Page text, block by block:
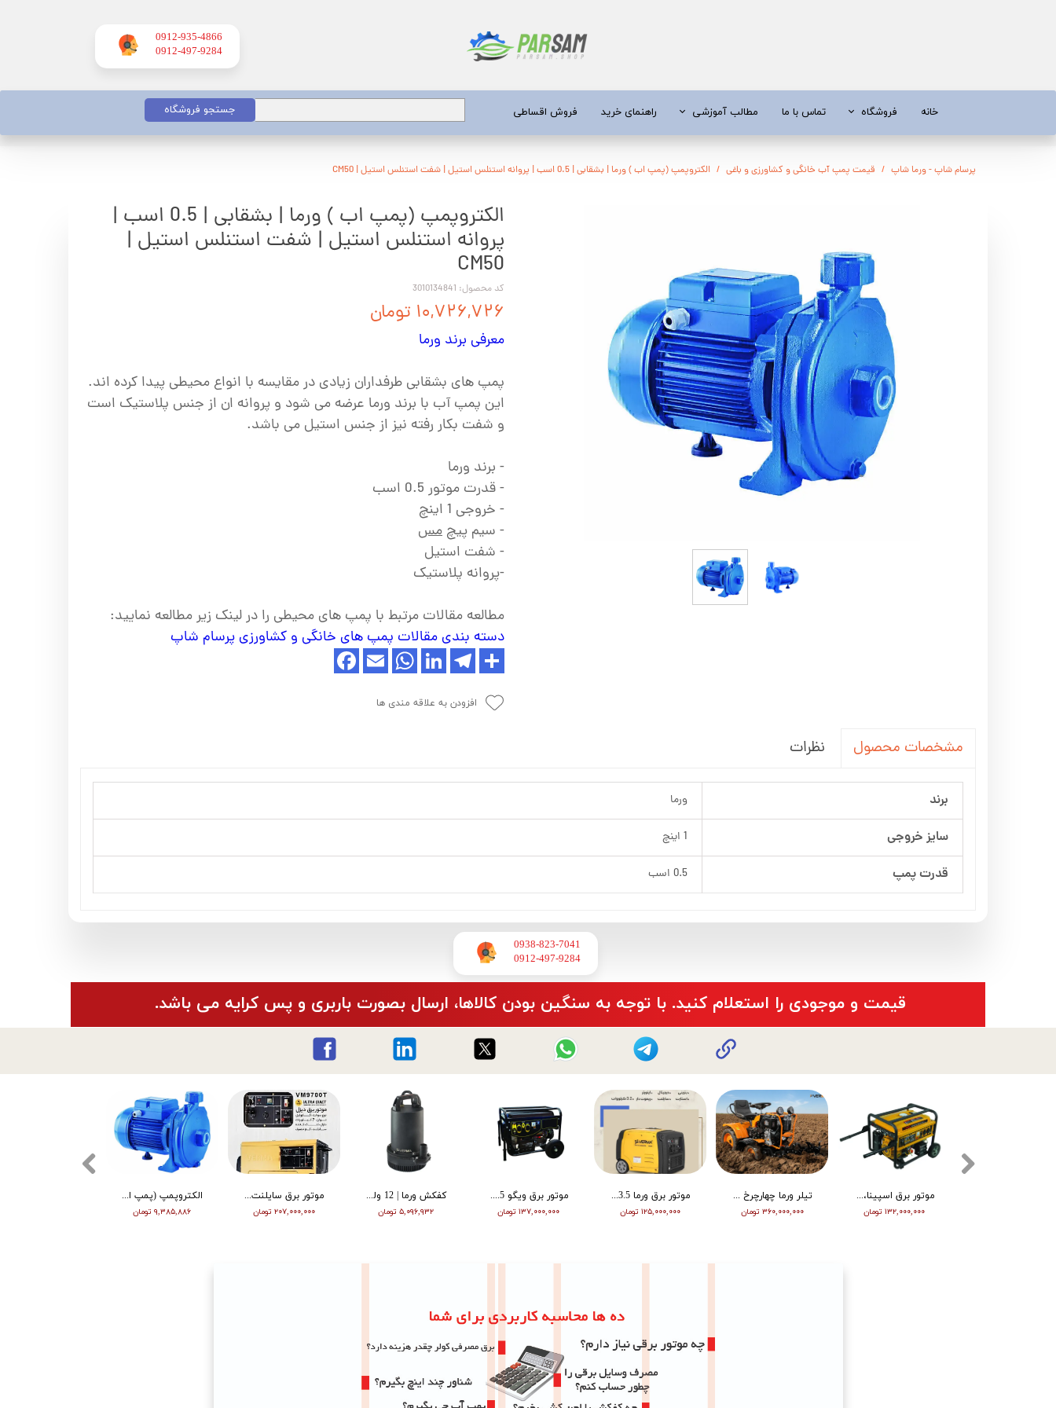
0912-935-4866
​​​​​​​0912-497-9284
خانه فروشگاه
آبسردکن و دستگاه تصفیه آب
پمپ آب
کفکش / لجن کش
موتور پمپ
اره زنجیری / علفتراش
شناور چاه عمیق
سمپاش
بخارشو
سایر پمپ
تماس با ما مطالب آموزشی
کفکش و لجن کش
پمپ آب خانگی
ابزار و قطعات
کارواش
موتور تک
موتور پمپ
سمپاش
راهنمای خرید فروش اقساطی جستجو فروشگاه
پرسام شاپ - ورما شاپ قیمت پمپ آب خانگی و کشاورزی و باغی الکتروپمپ (پمپ اب ) ورما | بشقابی | 0.5 اسب | پروانه استنلس استیل | شفت استنلس استیل | CM50
الکتروپمپ (پمپ اب ) ورما | بشقابی | 0.5 اسب |
پروانه استنلس استیل | شفت استنلس استیل |
CM50
کد محصول: 3010134841
۱۰,۷۲۶,۷۲۶ تومان
معرفی برند ورما
پمپ های بشقابی طرفداران زیادی در مقایسه با انواع محیطی پیدا کرده اند.
این پمپ آب با برند ورما عرضه می شود و پروانه ان از جنس پلاستیک است
و شفت بکار رفته نیز از جنس استیل می باشد.
- برند ورما
- قدرت موتور 0.5 اسب
- خروجی 1 اینچ
- سیم پیچ مس
- شفت استیل
-پروانه پلاستیک
مطالعه مقالات مرتبط با پمپ های محیطی را در لینک زیر مطالعه نمایید:
دسته بندی مقالات پمپ های خانگی و کشاورزی پرسام شاپ
افزودن به علاقه مندی ها
مشخصات محصول نظرات
برند ورما
سایز خروجی 1 اینچ
قدرت پمپ 0.5 اسب
0938-823-7041
​​​​​​​0912-497-9284
​قیمت و موجودی را استعلام کنید. با توجه به سنگین بودن کالاها، ارسال بصورت باربری و پس کرایه می باشد.
الکتروپمپ (پمپ اب ) ویگو بشقابی 0/5 اسب پروانه پلاستیک CPM130
۹,۳۸۵,۸۸۶ تومان
موتور برق سایلنت ورما گازوییلی 7 کیلووات VM9700T
۲۰۷,۰۰۰,۰۰۰ تومان
کفکش ورما | 12 ولت | 20 متری | 1 اینچ | مشکی | VMDC-12V 1
۵,۰۹۶,۹۳۲ تومان
موتور برق ویگو 8.5 کیلووات بنزینی سه فاز WG11500T
۱۳۷,۰۰۰,۰۰۰ تومان
موتور برق ورما 3.5 کیلووات سایلنت اینورتر ریموت دار VM6500i
۱۲۵,۰۰۰,۰۰۰ تومان
تیلر ورما چهارچرخ (مینی تراکتور) ، دیزل ، چرخ بزرگ ، دوچراغ، استارت vm001
۳۶۰,۰۰۰,۰۰۰ تومان
موتور برق اسپینا، تکفاز 8 کیلو وات، ATS دار مدل SP18000E
۱۳۲,۰۰۰,۰۰۰ تومان